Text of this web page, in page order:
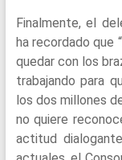
Finalmente, el
ha recordado que
quedar con los
trabajando para
los dos millones
no quiere
actitud